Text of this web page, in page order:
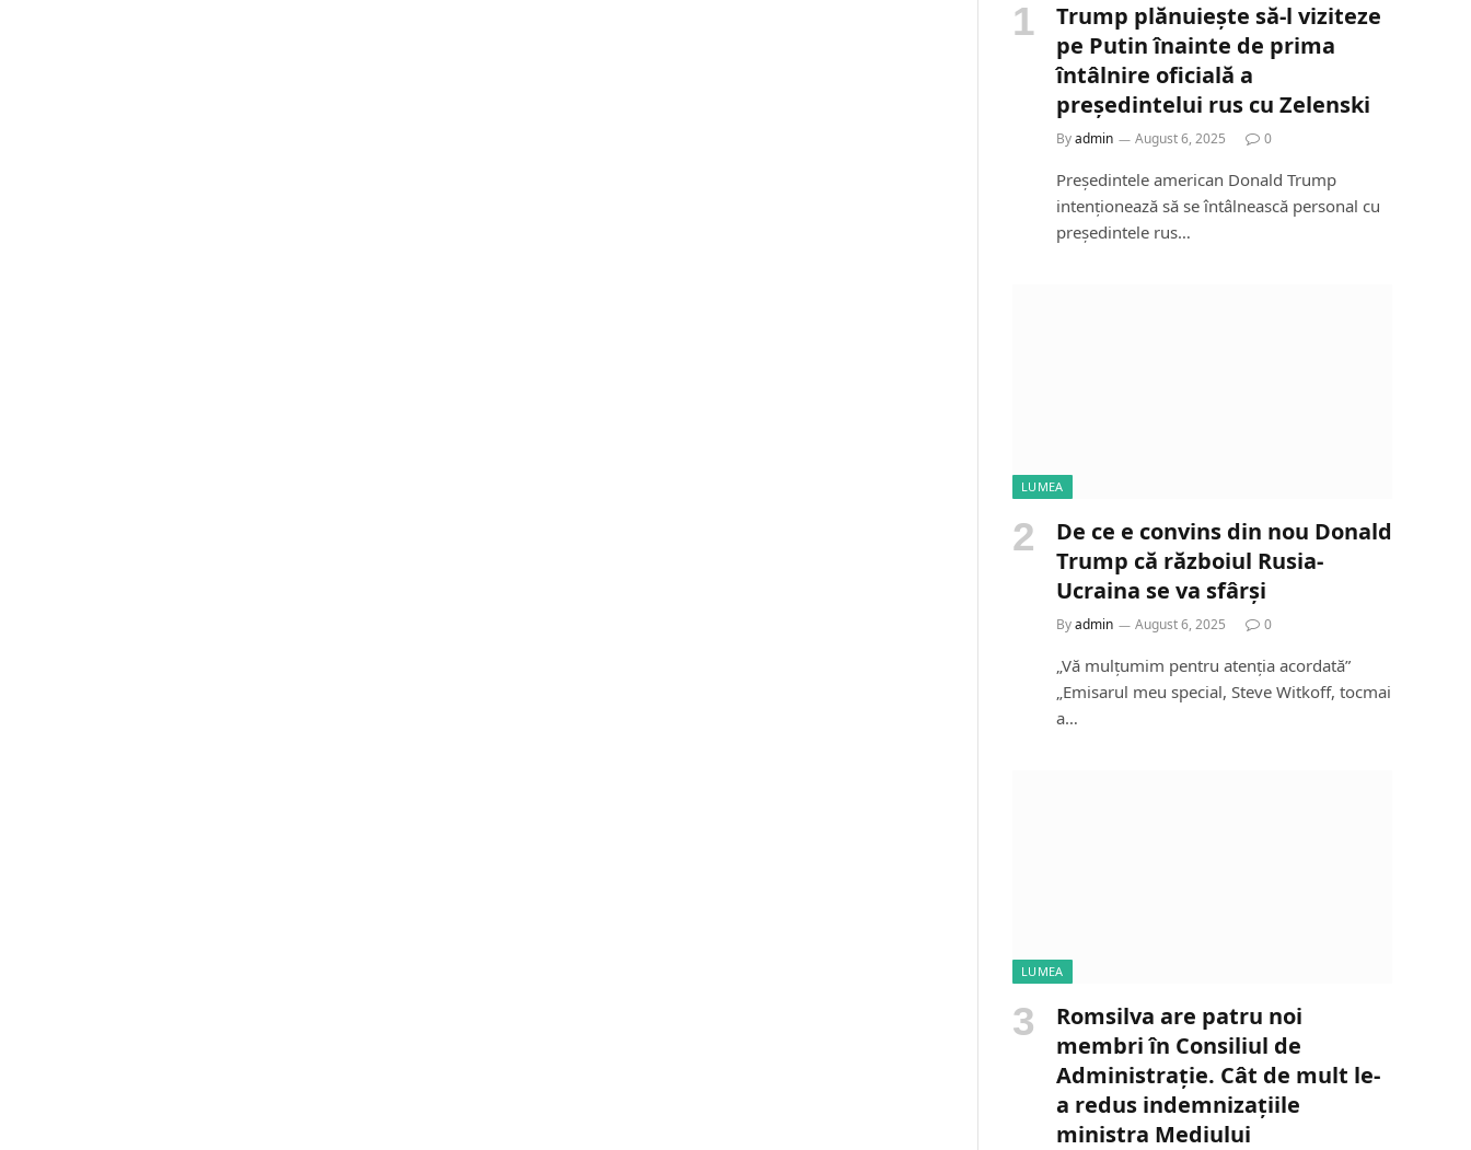
Trump plănuiește să-l viziteze
pe Putin înainte de prima
întâlnire oficială a
președintelui rus cu Zelenski
Byadmin August 6, 2025 0
Președintele american Donald Trump
intenționează să se întâlnească personal cu
președintele rus…
LUMEA
De ce e convins din nou Donald
Trump că războiul Rusia-
Ucraina se va sfârși
Byadmin August 6, 2025 0
„Vă mulțumim pentru atenția acordată”
„Emisarul meu special, Steve Witkoff, tocmai
a…
LUMEA
Romsilva are patru noi
membri în Consiliul de
Administrație. Cât de mult le-
a redus indemnizațiile
ministra Mediului